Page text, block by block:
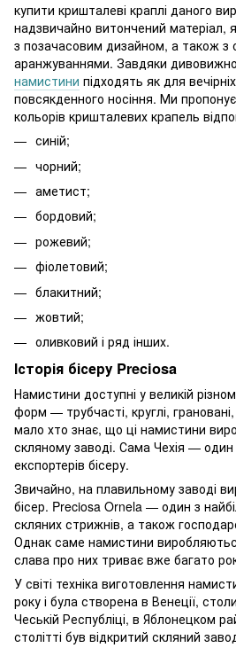
купити кришталеві краплі даного
надзвичайно витончений матеріал,
з позачасовим дизайном, а також з
аранжуваннями. Завдяки
намистини підходять як для
повсякденного носіння. Ми
кольорів кришталевих крапель
синій;
чорний;
аметист;
бордовий;
рожевий;
фіолетовий;
блакитний;
жовтий;
оливковий і ряд інших.
Історія бісеру Preciosa
Намистини доступні у великій
форм — трубчасті, круглі,
мало хто знає, що ці намистини
скляному заводі. Сама Чехія — один
експортерів бісеру.
Звичайно, на плавильному заводі
бісер. Preciosa Ornela — один з
скляних стрижнів, а також
Однак саме намистини
слава про них триває вже багато
У світі техніка виготовлення
року і була створена в Венеції,
Чеській Республіці, в Яблонецком
столітті був відкритий скляний